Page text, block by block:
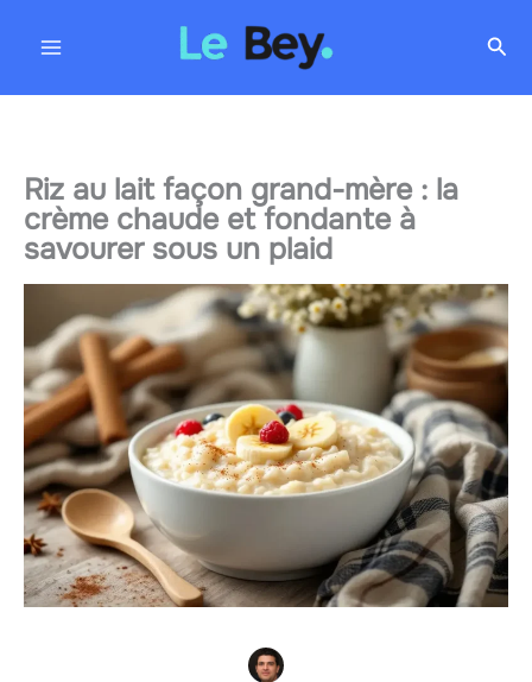
Riz au lait façon grand-mère : la
crème chaude et fondante à
savourer sous un plaid